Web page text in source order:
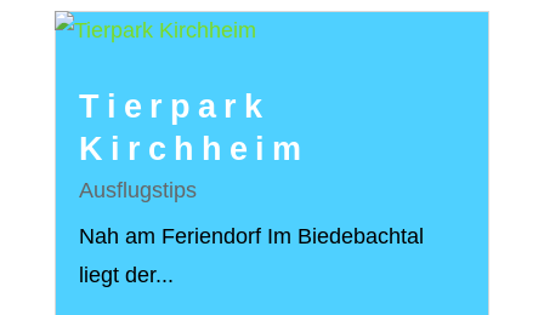
Tierpark
Kirchheim
Ausflugstips
Nah am Feriendorf Im Biedebachtal
liegt der...